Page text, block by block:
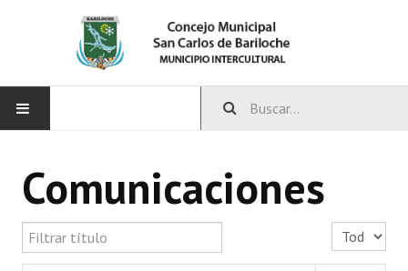
CONCEJO
Bloques Políticos
Comunicaciones
Filtrar título Cantidad a